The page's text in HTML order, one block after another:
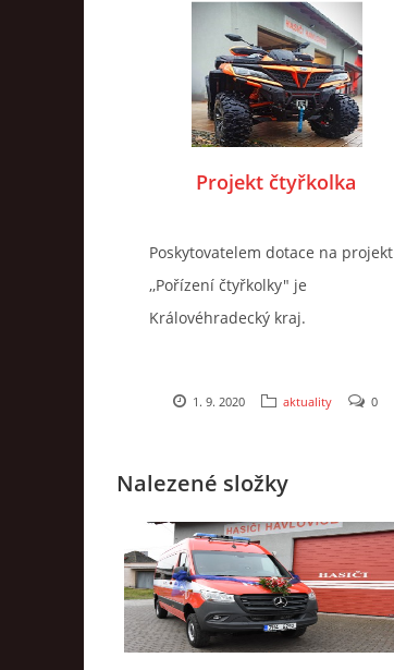
zajištění včasné předlékařské
pomoci při zástavě krevního
Projekt čtyřkolka
Poskytovatelem dotace na projekt
,,Pořízení čtyřkolky" je
Královéhradecký kraj.
1. 9. 2020 aktuality 0
Nalezené složky